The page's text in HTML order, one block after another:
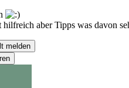
aber Tipps was davon
melden